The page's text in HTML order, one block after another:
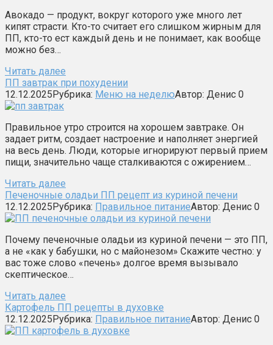
Авокадо — продукт, вокруг которого уже много лет
кипят страсти. Кто-то считает его слишком жирным для
ПП, кто-то ест каждый день и не понимает, как вообще
можно без…
Читать далее
ПП завтрак при похудении
12.12.2025Рубрика: Меню на неделюАвтор: Денис 0
Правильное утро строится на хорошем завтраке. Он
задает ритм, создает настроение и наполняет энергией
на весь день. Люди, которые игнорируют первый прием
пищи, значительно чаще сталкиваются с ожирением…
Читать далее
Печеночные оладьи ПП рецепт из куриной печени
12.12.2025Рубрика: Правильное питаниеАвтор: Денис 0
Почему печеночные оладьи из куриной печени — это ПП,
а не «как у бабушки, но с майонезом» Скажите честно: у
вас тоже слово «печень» долгое время вызывало
скептическое…
Читать далее
Картофель ПП рецепты в духовке
12.12.2025Рубрика: Правильное питаниеАвтор: Денис 0